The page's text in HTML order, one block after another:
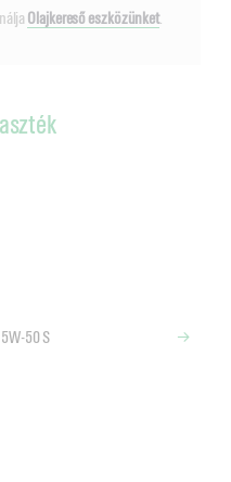
Olajkereső eszközünket.
5W-50 S